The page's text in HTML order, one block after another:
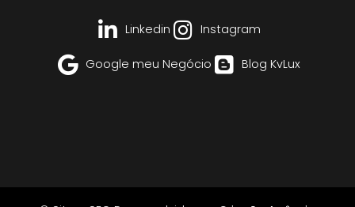
Linkedin Instagram
Google meu Negócio Blog KvLux